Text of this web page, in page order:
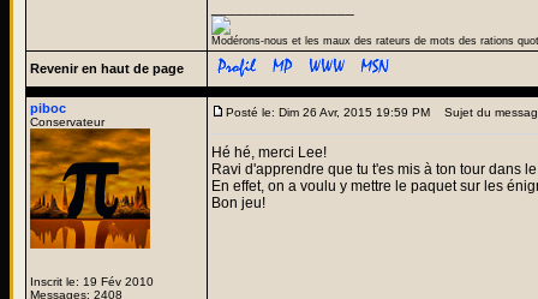
Modérons-nous et les maux des rateurs de mots des rations
Revenir en haut de page
piboc
Conservateur
Inscrit le: 19 Fév 2010
Messages: 2408
Posté le: Dim 26 Avr, 2015 19:59 PM Sujet du
Hé hé, merci Lee!
Ravi d'apprendre que tu t'es mis à ton tour dans
En effet, on a voulu y mettre le paquet sur les
Bon jeu!